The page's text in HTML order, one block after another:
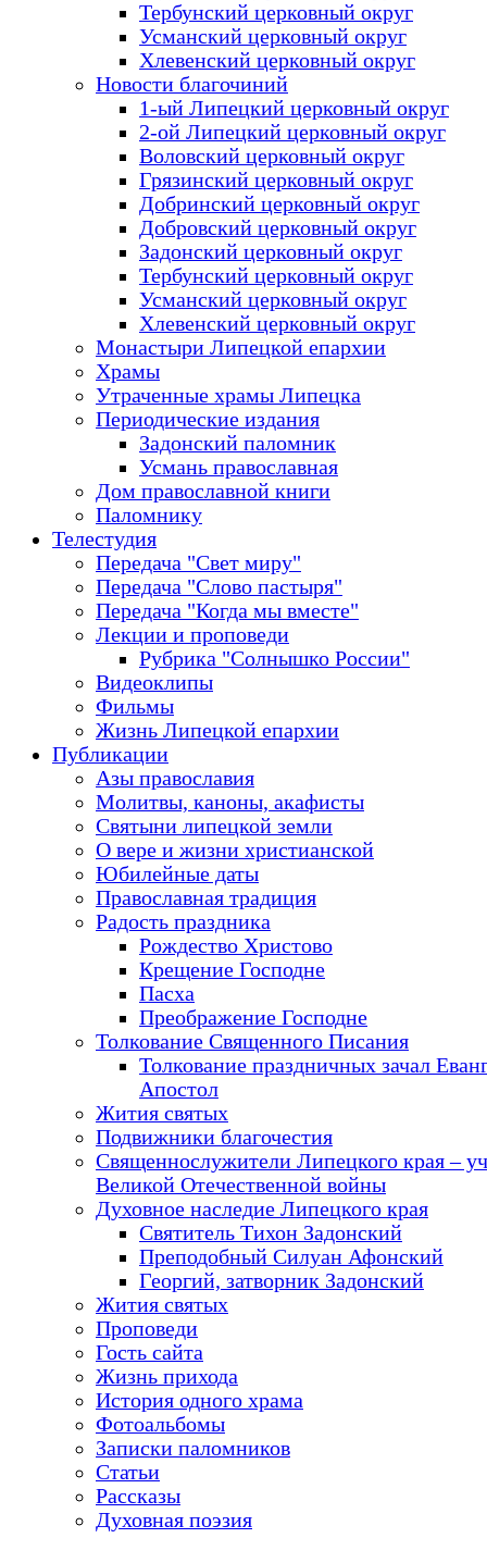
Тербунский церковный округ
Усманский церковный округ
Хлевенский церковный округ
Новости благочиний
1-ый Липецкий церковный округ
2-ой Липецкий церковный округ
Воловский церковный округ
Грязинский церковный округ
Добринский церковный округ
Добровский церковный округ
Задонский церковный округ
Тербунский церковный округ
Усманский церковный округ
Хлевенский церковный округ
Монастыри Липецкой епархии
Храмы
Утраченные храмы Липецка
Периодические издания
Задонский паломник
Усмань православная
Дом православной книги
Паломнику
Телестудия
Передача "Свет миру"
Передача "Слово пастыря"
Передача "Когда мы вместе"
Лекции и проповеди
Рубрика "Солнышко России"
Видеоклипы
Фильмы
Жизнь Липецкой епархии
Публикации
Азы православия
Молитвы, каноны, акафисты
Святыни липецкой земли
О вере и жизни христианской
Юбилейные даты
Православная традиция
Радость праздника
Рождество Христово
Крещение Господне
Пасха
Преображение Господне
Толкование Священного Писания
Толкование праздничных зачал
Апостол
Жития святых
Подвижники благочестия
Священнослужители Липецкого края –
Великой Отечественной войны
Духовное наследие Липецкого края
Святитель Тихон Задонский
Преподобный Силуан Афонский
Георгий, затворник Задонский
Жития святых
Проповеди
Гость сайта
Жизнь прихода
История одного храма
Фотоальбомы
Записки паломников
Статьи
Рассказы
Духовная поэзия